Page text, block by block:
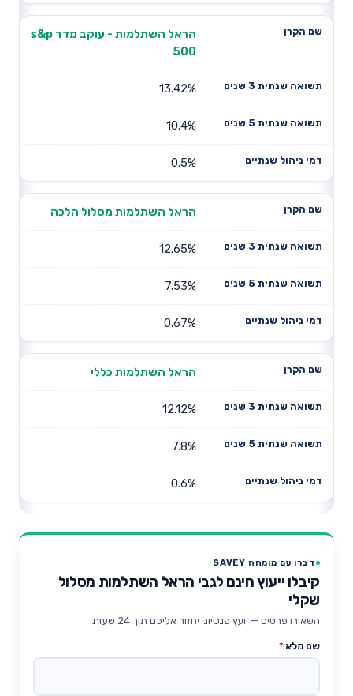
הראל השתלמות - עוקב מדד s&p
500
13.42%
10.4%
0.5%
הראל השתלמות מסלול הלכה
12.65%
7.53%
0.67%
הראל השתלמות כללי
12.12%
7.8%
0.6%
דברו עם מומחה SAVEY
קיבלו ייעוץ חינם לגבי הראל השתלמות מסלול
שקלי
השאירו פרטים — יועץ פנסיוני יחזור אליכם תוך 24 שעות.
שם מלא *